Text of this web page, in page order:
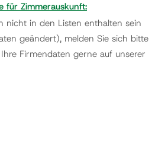
für Zimmerauskunft:
nicht in den Listen enthalten sein
geändert), melden Sie sich bitte
Firmendaten gerne auf unserer